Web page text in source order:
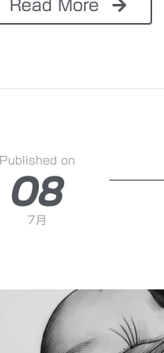
Read More
Published on
08
7月